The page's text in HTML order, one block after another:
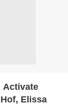
Activate
Elissa